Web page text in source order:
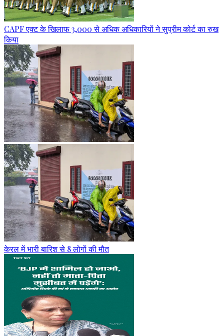
CAPF एक्ट के खिलाफ 3,000 से अधिक अधिकारियों ने सुप्रीम कोर्ट का रुख
किया
केरल में भारी बारिश से 8 लोगों की मौत